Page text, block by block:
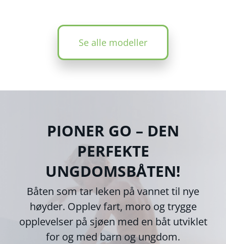
Se alle modeller
PIONER GO – DEN
PERFEKTE
UNGDOMSBÅTEN!
Båten som tar leken på vannet til nye
høyder. Opplev fart, moro og trygge
opplevelser på sjøen med en båt utviklet
for og med barn og ungdom.